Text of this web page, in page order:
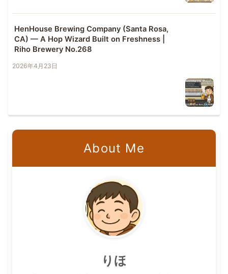
HenHouse Brewing Company (Santa Rosa,
CA) — A Hop Wizard Built on Freshness |
Riho Brewery No.268
2026年4月23日
About Me
りほ